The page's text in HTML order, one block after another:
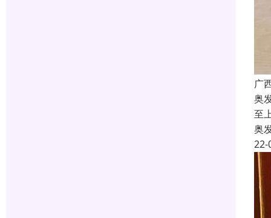
广
奥
至
奥
22-